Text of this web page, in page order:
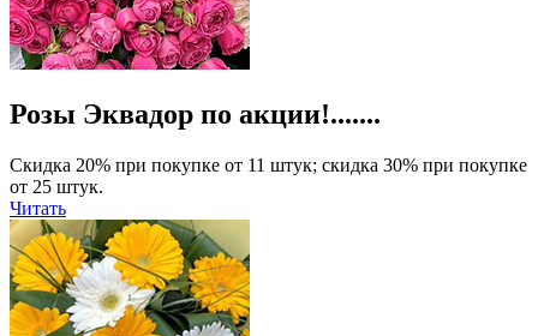
Розы Эквадор по акции!.......
Скидка 20% при покупке от 11 штук; скидка 30% при покупке
от 25 штук.
Читать